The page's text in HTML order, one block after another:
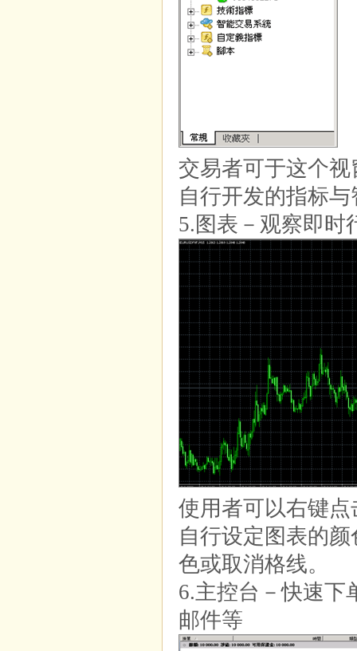
交易者可于这个
自行开发的指标
5.图表－观察即时
使用者可以右键
自行设定图表的
色或取消格线。
6.主控台－快速下
邮件等